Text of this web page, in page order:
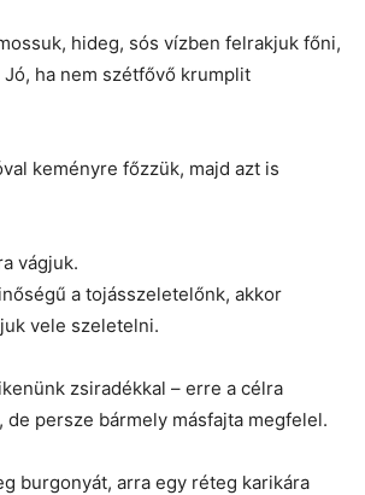
hideg, sós vízben felrakjuk főni,
ha nem szétfővő krumplit
keményre főzzük, majd azt is
vágjuk.
a tojásszeletelőnk, akkor
vele szeletelni.
zsiradékkal – erre a célra
de persze bármely másfajta megfelel.
burgonyát, arra egy réteg karikára